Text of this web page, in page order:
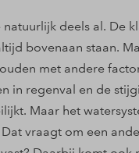
natuurlijk deels al. De
bovenaan staan.
met andere
in regenval en de
Maar het
vraagt om een